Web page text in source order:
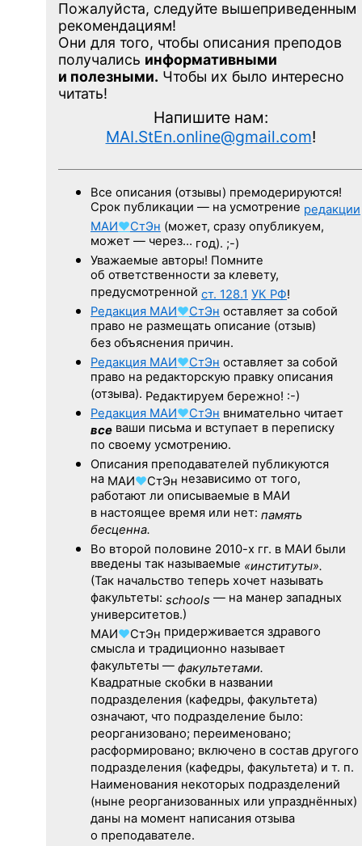
Пожалуйста, следуйте вышеприведенным
рекомендациям!
Они для того, чтобы описания преподов
получались информативными
и полезными. Чтобы их было интересно
читать!
Напишите нам:
MAI.StEn.online@gmail.com!
Все описания (отзывы) премодерируются!
Срок публикации — на усмотрение редакции
МАИ♥СтЭн (может, сразу опубликуем,
может — через… год). ;-)
Уважаемые авторы! Помните
об ответственности за клевету,
предусмотренной ст. 128.1 УК РФ!
Редакция МАИ♥СтЭн оставляет за собой
право не размещать описание (отзыв)
без объяснения причин.
Редакция МАИ♥СтЭн оставляет за собой
право на редакторскую правку описания
(отзыва). Редактируем бережно! :-)
Редакция МАИ♥СтЭн внимательно читает
все ваши письма и вступает в переписку
по своему усмотрению.
Описания преподавателей публикуются
на МАИ♥СтЭн независимо от того,
работают ли описываемые в МАИ
в настоящее время или нет: память
бесценна.
Во второй половине 2010-х гг. в МАИ были
введены так называемые «институты».
(Так начальство теперь хочет называть
факультеты: schools — на манер западных
университетов.)
МАИ♥СтЭн придерживается здравого
смысла и традиционно называет
факультеты — факультетами.
Квадратные скобки в названии
подразделения (кафедры, факультета)
означают, что подразделение было:
реорганизовано; переименовано;
расформировано; включено в состав другого
подразделения (кафедры, факультета) и т. п.
Наименования некоторых подразделений
(ныне реорганизованных или упразднённых)
даны на момент написания отзыва
о преподавателе.